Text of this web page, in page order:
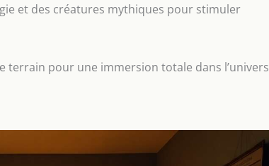
et des créatures mythiques pour stimuler
terrain pour une immersion totale dans l’univers